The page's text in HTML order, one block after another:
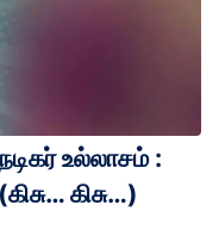
உல்லாசம் :
கிசு…)